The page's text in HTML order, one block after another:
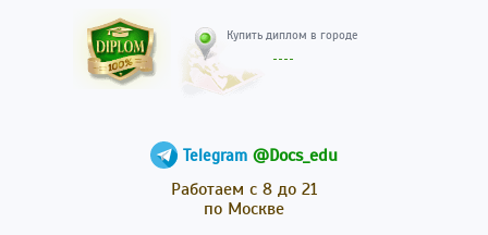
Telegram @Docs_edu
Работаем с 8 до 21
по Москве